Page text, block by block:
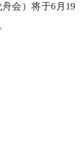
会）将于6月19